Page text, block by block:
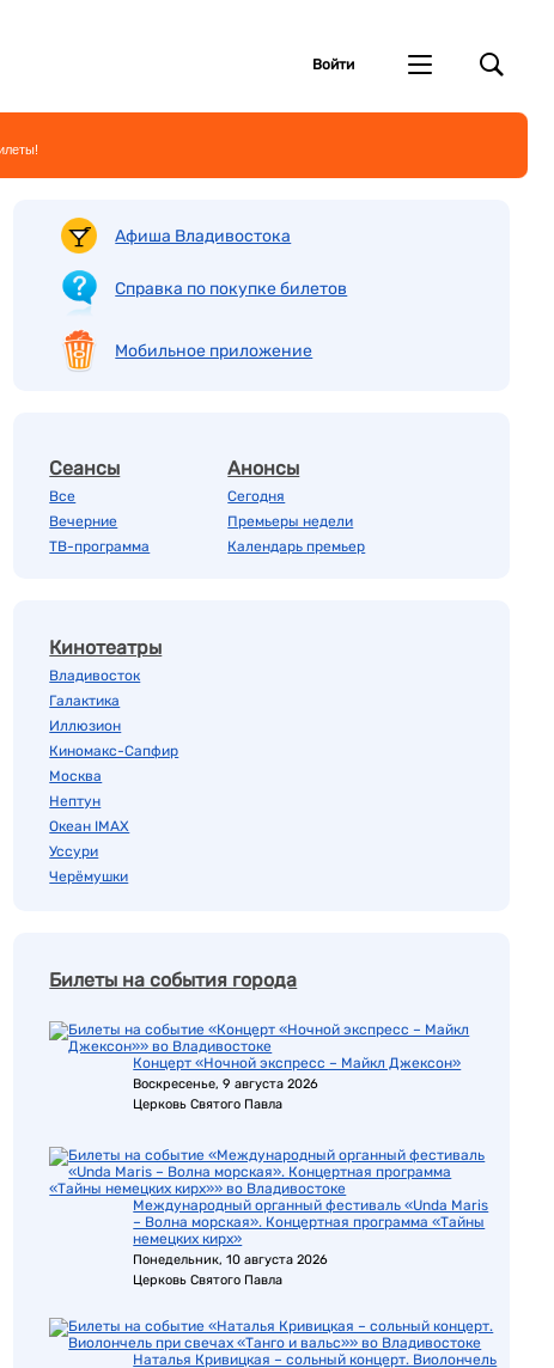
Войти
Афиша Владивостока
Справка по покупке билетов
Мобильное приложение
Сеансы
Все
Вечерние
ТВ-программа
Анонсы
Сегодня
Премьеры недели
Календарь премьер
Кинотеатры
Владивосток
Галактика
Иллюзион
Киномакс-Сапфир
Москва
Нептун
Океан IMAX
Уссури
Черёмушки
Билеты на события города
Концерт «Ночной экспресс – Майкл Джексон»
Воскресенье, 9 августа 2026
Церковь Святого Павла
Международный органный фестиваль «Unda Maris
– Волна морская». Концертная программа «Тайны
немецких кирх»
Понедельник, 10 августа 2026
Церковь Святого Павла
Наталья Кривицкая – сольный концерт. Виолончель